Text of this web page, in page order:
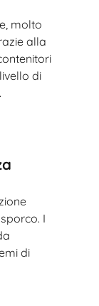
molto
alla
di
I
di